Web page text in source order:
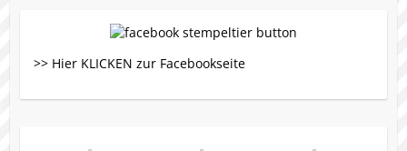
>> Hier KLICKEN zur Facebookseite